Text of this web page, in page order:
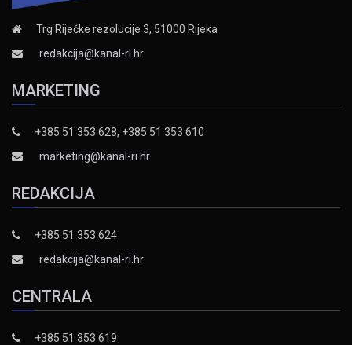
Trg Riječke rezolucije 3, 51000 Rijeka
redakcija@kanal-ri.hr
MARKETING
+385 51 353 628, +385 51 353 610
marketing@kanal-ri.hr
REDAKCIJA
+385 51 353 624
redakcija@kanal-ri.hr
CENTRALA
+385 51 353 619